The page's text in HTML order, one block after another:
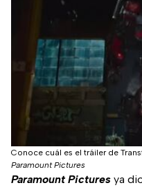
Conoce cuál es el tráiler de
Paramount Pictures
Paramount Pictures ya